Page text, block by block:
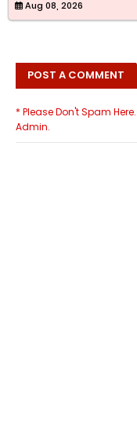
Aug 08, 2026
POST A COMMENT
* Please Don't Spam
Admin.